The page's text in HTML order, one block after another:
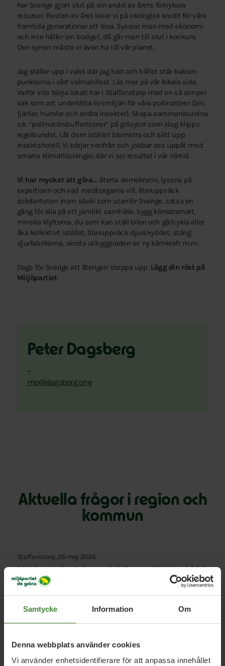
Samtycke Information Om
Denna webbplats använder cookies
Vi använder enhetsidentifierare för att anpassa innehållet
har Sverige gjort slut på sin andel av årets förnybara
resurser. Resten av året lever vi på ekologisk kredit för våra
framtida generationer att lösa. Sysslar man med ekonomi
och inte håller sin budget, då går man till slut i konkurs.
Den synen måste vi även ha till vår planet.
Jag ställer upp i valet där jag helt och hållet står bakom
punkterna i vårt valmanifest. Läs mer på vår lokala sida.
Varför inte börja lokalt här i Staffanstorp med en så simpel
sak som att underlätta livsmiljön för våra pollinatörer (bin,
fjärilar, humlor och andra insekter). Skapa sammanbundna
s.k. “pollinatörsbuffertzoner” på gräsytor som idag klipps
regelbundet. Låt dem istället blomstra och sätt upp
insektshotell. Vi börjar nerifrån och jobbar oss uppåt med
smarta klimatlösningar, där vi ser resultat i vår närtid.
Vi har mycket att göra… återta demokratin, lyssna på
expertisen och vad medborgarna vill, återuppväck
solidariteten inom såväl som utanför Sverige, satsa en
gång för alla på ett jämlikt samhälle, bygg klimatsmart,
minska klyftorna, du som kan ställ bilen och gå/cykla eller
åka kollektivt istället, återuppväck djurskyddet, stäng
djurfabrikerna, skrota utbyggnaden av ny kärnkraft m.m.
Dags för Sverige att återigen steppa upp. Lägg din röst på
Miljöpartiet.
Peter Dagsberg
–
mp@dagsberg.one
Aktuella frågor i region och
kommun
Staffanstorp, 26 maj 2026
Markanvändning och klimatsäkring 2026
Staffanstorp, 25 maj 2026
Styrelsen för Miljöpartiet de gröna i
Staffanstorp 2026